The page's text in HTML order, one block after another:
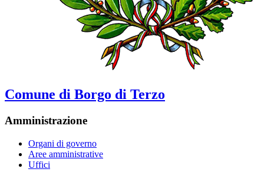
Comune di Borgo di Terzo
Amministrazione
Organi di governo
Aree amministrative
Uffici